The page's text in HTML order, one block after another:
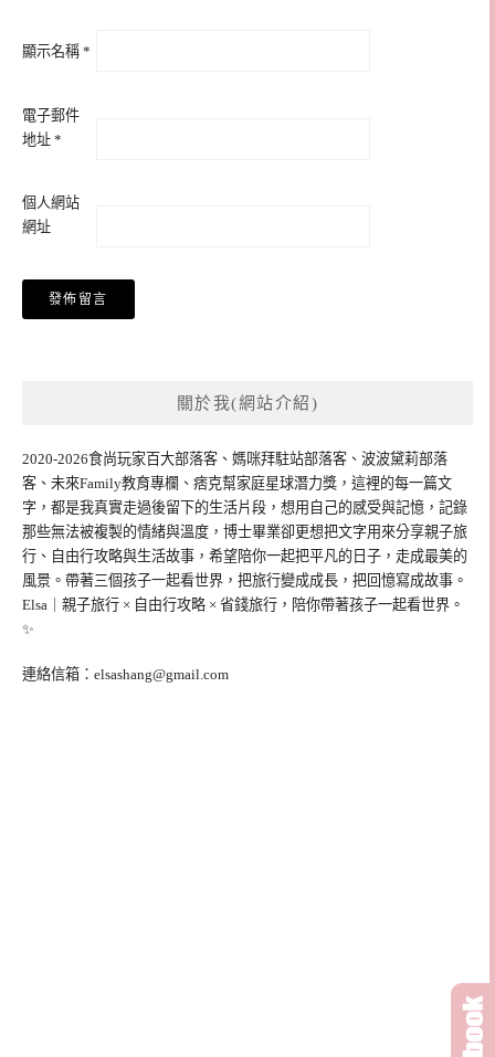
顯示名稱 *
電子郵件
地址 *
個人網站
網址
關於我(網站介紹)
2020-2026食尚玩家百大部落客、媽咪拜駐站部落客、波波黛莉部落
客、未來Family教育專欄、痞克幫家庭星球潛力獎，這裡的每一篇文
字，都是我真實走過後留下的生活片段，想用自己的感受與記憶，記錄
那些無法被複製的情緒與溫度，博士畢業卻更想把文字用來分享親子旅
行、自由行攻略與生活故事，希望陪你一起把平凡的日子，走成最美的
風景。帶著三個孩子一起看世界，把旅行變成成長，把回憶寫成故事。
Elsa｜親子旅行 × 自由行攻略 × 省錢旅行，陪你帶著孩子一起看世界。
✨
連絡信箱： elsashang@gmail.com